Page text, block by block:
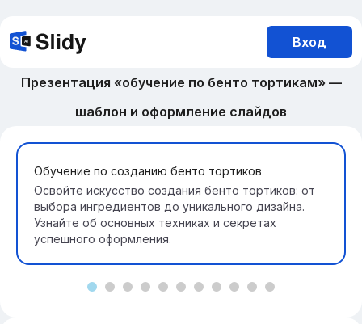
Вход
Презентация «обучение по бенто тортикам» —
шаблон и оформление слайдов
Обучение по созданию бенто тортиков
Освойте искусство создания бенто тортиков: от
выбора ингредиентов до уникального дизайна.
Узнайте об основных техниках и секретах
успешного оформления.